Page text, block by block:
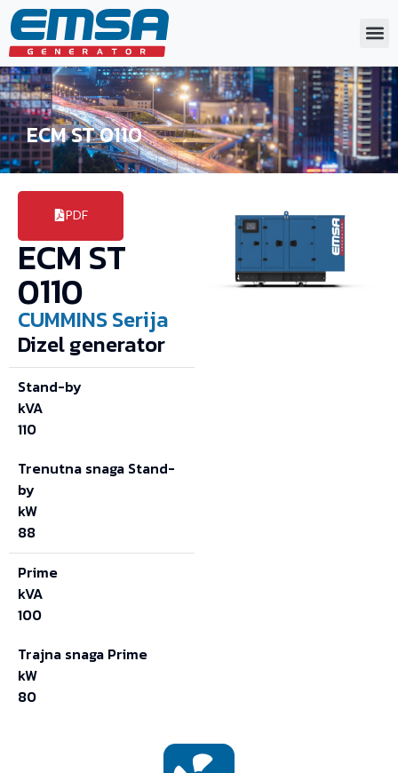
ECM ST 0110
PDF
ECM ST
0110
CUMMINSSerija
Dizel generator
Stand-by
kVA
110
Trenutna snaga Stand-
by
kW
88
Prime
kVA
100
Trajna snaga Prime
kW
80